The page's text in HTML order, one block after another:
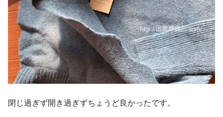
閉じ過ぎず開き過ぎずちょうど良かったです。